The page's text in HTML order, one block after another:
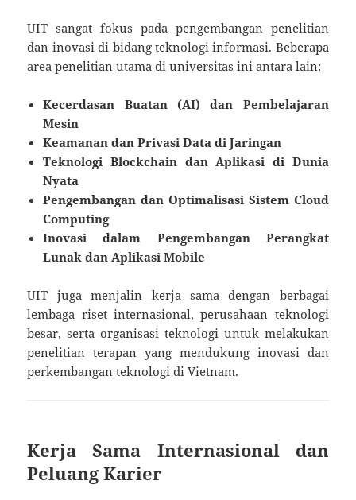
UIT sangat fokus pada pengembangan penelitian
dan inovasi di bidang teknologi informasi. Beberapa
area penelitian utama di universitas ini antara lain:
Kecerdasan Buatan (AI) dan Pembelajaran
Mesin
Keamanan dan Privasi Data di Jaringan
Teknologi Blockchain dan Aplikasi di Dunia
Nyata
Pengembangan dan Optimalisasi Sistem Cloud
Computing
Inovasi dalam Pengembangan Perangkat
Lunak dan Aplikasi Mobile
UIT juga menjalin kerja sama dengan berbagai
lembaga riset internasional, perusahaan teknologi
besar, serta organisasi teknologi untuk melakukan
penelitian terapan yang mendukung inovasi dan
perkembangan teknologi di Vietnam.
Kerja Sama Internasional dan
Peluang Karier